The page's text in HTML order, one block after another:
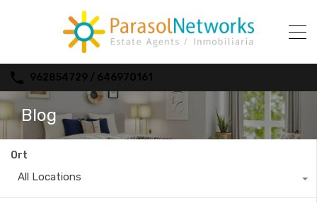
962854729 / 646970161
Blog
Ort
All Locations